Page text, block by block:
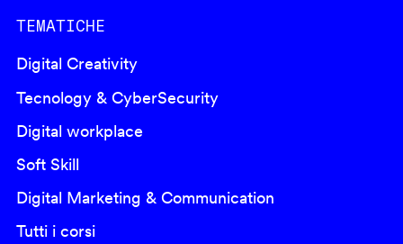
TEMATICHE
Digital Creativity
Tecnology & CyberSecurity
Digital workplace
Soft Skill
Digital Marketing & Communication
Tutti i corsi